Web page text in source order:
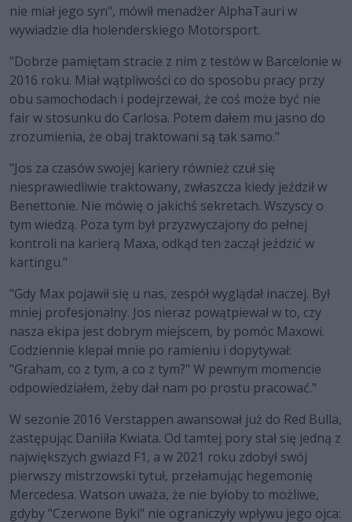
nie miał jego syn", mówił menadżer AlphaTauri w
wywiadzie dla holenderskiego Motorsport.
"Dobrze pamiętam stracie z nim z testów w Barcelonie w
2016 roku. Miał wątpliwości co do sposobu pracy przy
obu samochodach i podejrzewał, że coś może być nie
fair w stosunku do Carlosa. Potem dałem mu jasno do
zrozumienia, że obaj traktowani są tak samo."
"Jos za czasów swojej kariery również czuł się
niesprawiedliwie traktowany, zwłaszcza kiedy jeździł w
Benettonie. Nie mówię o jakichś sekretach. Wszyscy o
tym wiedzą. Poza tym był przyzwyczajony do pełnej
kontroli na karierą Maxa, odkąd ten zaczął jeździć w
kartingu."
"Gdy Max pojawił się u nas, zespół wyglądał inaczej. Był
mniej profesjonalny. Jos nieraz powątpiewał w to, czy
nasza ekipa jest dobrym miejscem, by pomóc Maxowi.
Codziennie klepał mnie po ramieniu i dopytywał:
"Graham, co z tym, a co z tym?" W pewnym momencie
odpowiedziałem, żeby dał nam po prostu pracować."
W sezonie 2016 Verstappen awansował już do Red Bulla,
zastępując Daniiła Kwiata. Od tamtej pory stał się jedną z
największych gwiazd F1, a w 2021 roku zdobył swój
pierwszy mistrzowski tytuł, przełamując hegemonię
Mercedesa. Watson uważa, że nie byłoby to możliwe,
gdyby "Czerwone Byki" nie ograniczyły wpływu jego ojca: